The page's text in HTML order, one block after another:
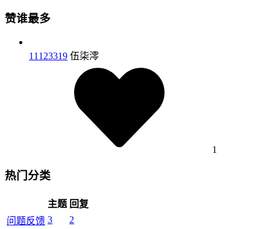
赞谁最多
11123319 伍柒澪
1
热门分类
主题 回复
问题反馈 3
2